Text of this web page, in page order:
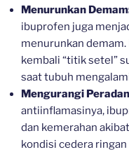
Menurunkan
ibuprofen juga
menurunkan
kembali “titik setel”
saat tubuh
Mengurangi
antiinflamasinya,
dan kemerahan
kondisi cedera